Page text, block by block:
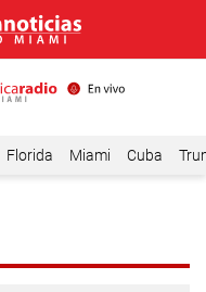
Florida Miami Cuba